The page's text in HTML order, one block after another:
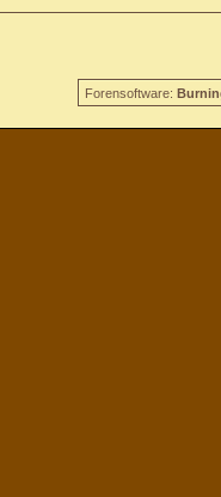
Forensoftware: